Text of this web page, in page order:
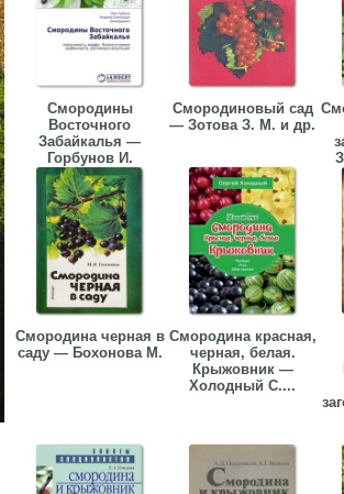
Смородины
Восточного
Забайкалья —
Горбунов И.
Смородиновый сад
— Зотова З. М. и др.
Смородина черная в
саду — Бохонова М.
Смородина красная,
черная, белая.
Крыжовник —
Холодный С....